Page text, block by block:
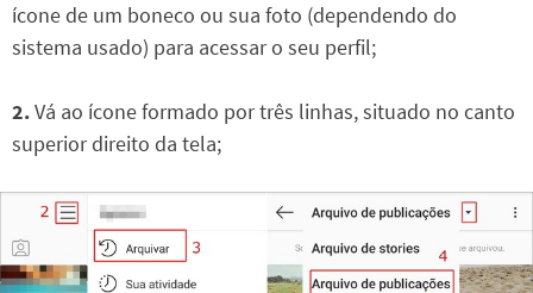
ícone de um boneco ou sua foto (dependendo do
sistema usado) para acessar o seu perfil;
2.Vá ao ícone formado por três linhas, situado no canto
superior direito da tela;